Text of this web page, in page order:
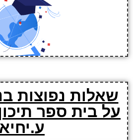
שאלות נפוצות
על בית ספר
ע.יחיא